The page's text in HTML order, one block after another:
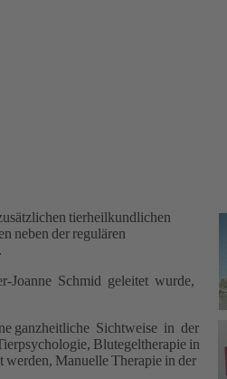
tierheilkundlichen
neben der regulären
Joanne Schmid geleitet wurde,
ganzheitliche Sichtweise in der
Blutegeltherapie in
Manuelle Therapie in der